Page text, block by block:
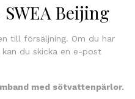
Beijing
till försäljning. Om du har
du skicka en e-post
med sötvattenpärlor.